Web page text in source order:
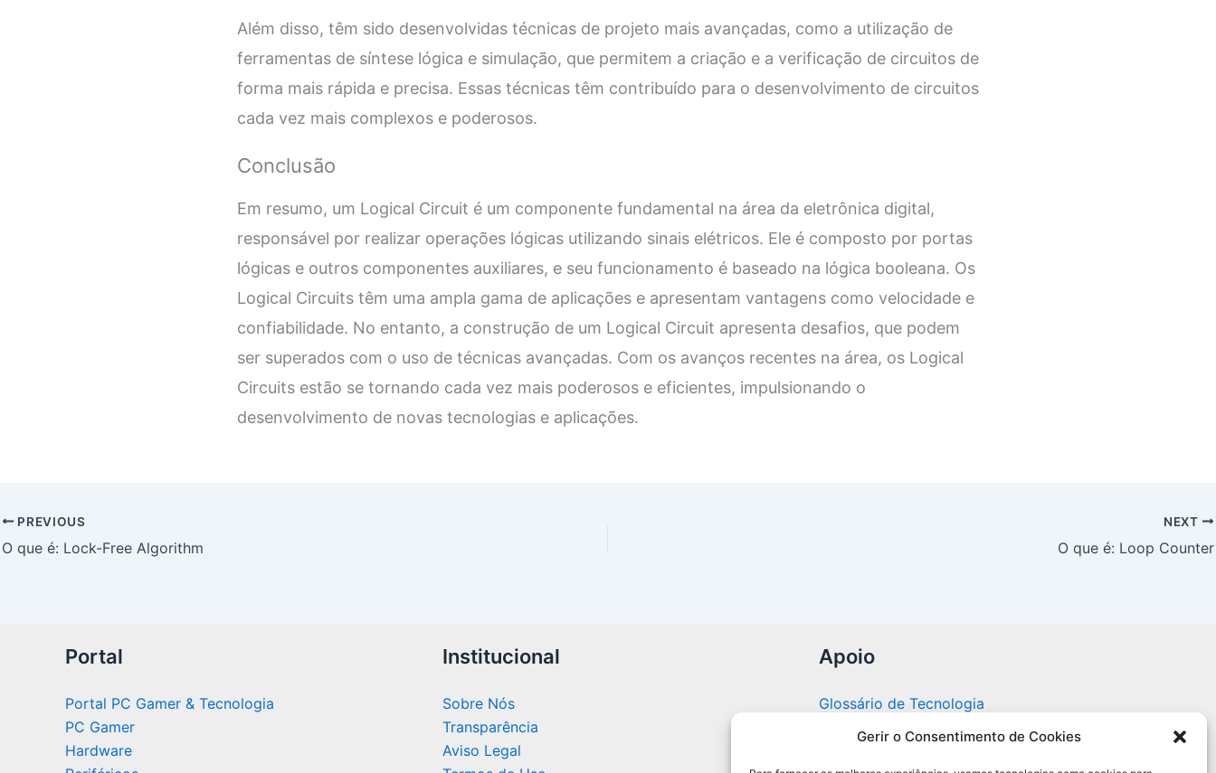
Gerir o Consentimento de Cookies
Além disso, têm sido desenvolvidas técnicas de projeto mais avançadas, como a utilização de
ferramentas de síntese lógica e simulação, que permitem a criação e a verificação de circuitos de
forma mais rápida e precisa. Essas técnicas têm contribuído para o desenvolvimento de circuitos
cada vez mais complexos e poderosos.
Conclusão
Em resumo, um Logical Circuit é um componente fundamental na área da eletrônica digital,
responsável por realizar operações lógicas utilizando sinais elétricos. Ele é composto por portas
lógicas e outros componentes auxiliares, e seu funcionamento é baseado na lógica booleana. Os
Logical Circuits têm uma ampla gama de aplicações e apresentam vantagens como velocidade e
confiabilidade. No entanto, a construção de um Logical Circuit apresenta desafios, que podem
ser superados com o uso de técnicas avançadas. Com os avanços recentes na área, os Logical
Circuits estão se tornando cada vez mais poderosos e eficientes, impulsionando o
desenvolvimento de novas tecnologias e aplicações.
PREVIOUS
O que é: Lock-Free Algorithm
NEXT
O que é: Loop Counter
Portal
Portal PC Gamer & Tecnologia
PC Gamer
Hardware
Institucional
Sobre Nós
Transparência
Aviso Legal
Apoio
Glossário de Tecnologia
Portal editorial independente sobre tecnologia,
PC Gamer e guias práticos.